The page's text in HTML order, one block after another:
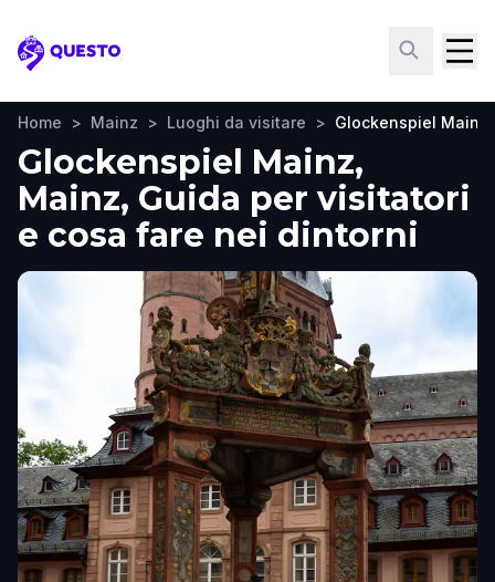
Questo
Home > Mainz > Luoghi da visitare > Glockenspiel Mainz
Glockenspiel Mainz,
Mainz, Guida per visitatori
e cosa fare nei dintorni